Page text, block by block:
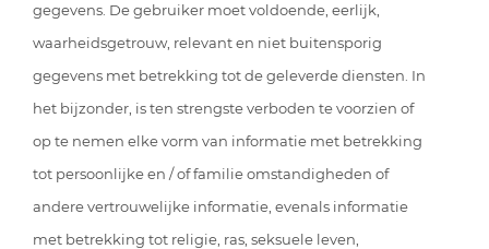
gegevens. De gebruiker moet voldoende, eerlijk,
waarheidsgetrouw, relevant en niet buitensporig
gegevens met betrekking tot de geleverde diensten. In
het bijzonder, is ten strengste verboden te voorzien of
op te nemen elke vorm van informatie met betrekking
tot persoonlijke en / of familie omstandigheden of
andere vertrouwelijke informatie, evenals informatie
met betrekking tot religie, ras, seksuele leven,